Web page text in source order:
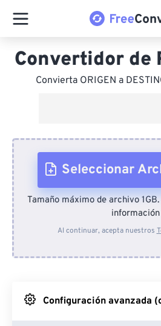
Convertidor de
Convierta ORIGEN a
Seleccionar
Desde el
Desde Google
Tamaño máximo de archivo 1GB.
información
Al continuar, acepta nuestros
Configuración avanzada